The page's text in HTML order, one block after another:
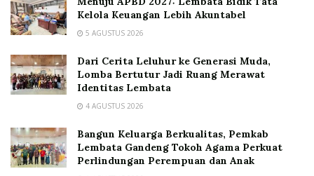
Kelola Keuangan Lebih Akuntabel
5 AGUSTUS 2026
Dari Cerita Leluhur ke Generasi Muda,
Lomba Bertutur Jadi Ruang Merawat
Identitas Lembata
4 AGUSTUS 2026
Bangun Keluarga Berkualitas, Pemkab
Lembata Gandeng Tokoh Agama Perkuat
Perlindungan Perempuan dan Anak